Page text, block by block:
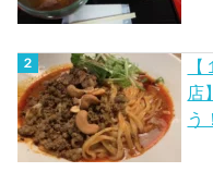
店
う！